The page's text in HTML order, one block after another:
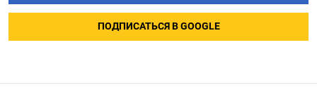
ПОДПИСАТЬСЯ В GOOGLE